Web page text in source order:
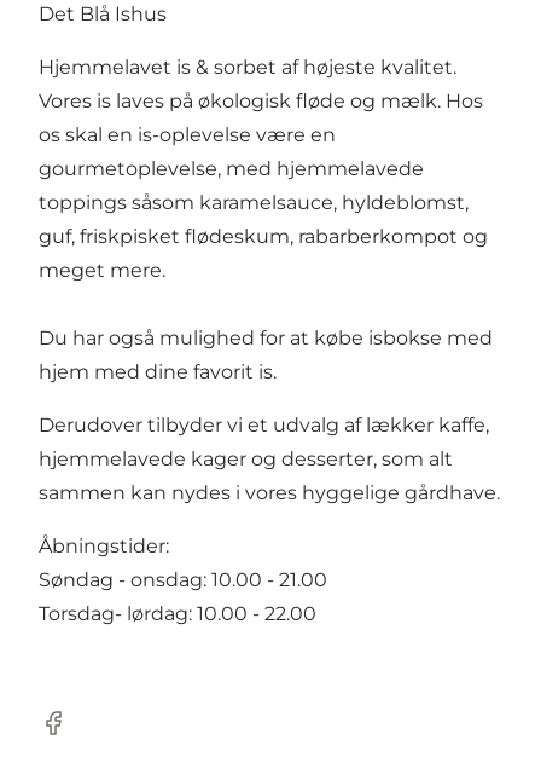
Det Blå Ishus
Hjemmelavet is & sorbet af højeste kvalitet.
Vores is laves på økologisk fløde og mælk. Hos
os skal en is-oplevelse være en
gourmetoplevelse, med hjemmelavede
toppings såsom karamelsauce, hyldeblomst,
guf, friskpisket flødeskum, rabarberkompot og
meget mere.
Du har også mulighed for at købe isbokse med
hjem med dine favorit is.
Derudover tilbyder vi et udvalg af lækker kaffe,
hjemmelavede kager og desserter, som alt
sammen kan nydes i vores hyggelige gårdhave.
Åbningstider:
Søndag - onsdag: 10.00 - 21.00
Torsdag- lørdag: 10.00 - 22.00
Facebook